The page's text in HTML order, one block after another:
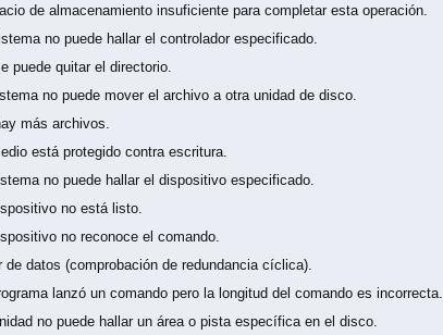
de almacenamiento insuficiente para completar esta operación.
no puede hallar el controlador especificado.
puede quitar el directorio.
no puede mover el archivo a otra unidad de disco.
más archivos.
está protegido contra escritura.
no puede hallar el dispositivo especificado.
no está listo.
no reconoce el comando.
de datos (comprobación de redundancia cíclica).
lanzó un comando pero la longitud del comando es incorrecta.
no puede hallar un área o pista específica en el disco.